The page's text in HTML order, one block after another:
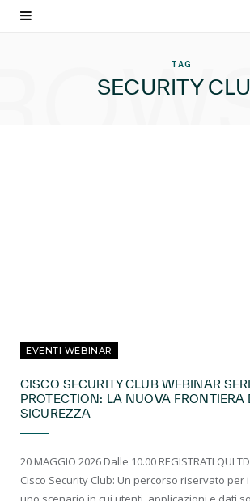
TAG
SECURITY
EVENTI WEBINAR
CISCO SECURITY CLUB WEBINAR
PROTECTION: LA NUOVA FRONTIERA
SICUREZZA
20 MAGGIO 2026 Dalle 10.00 REGISTRATI QUI
Cisco Security Club: Un percorso riservato per